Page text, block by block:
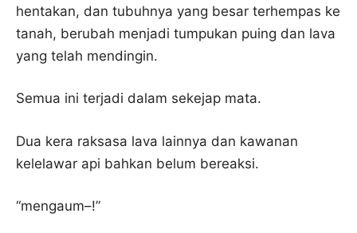
hentakan, dan tubuhnya yang besar terhempas ke
tanah, berubah menjadi tumpukan puing dan lava
yang telah mendingin.
Semua ini terjadi dalam sekejap mata.
Dua kera raksasa lava lainnya dan kawanan
kelelawar api bahkan belum bereaksi.
“mengaum–!”